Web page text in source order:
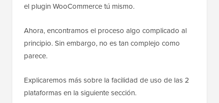
el plugin WooCommerce tú mismo.
Ahora, encontramos el proceso algo complicado al
principio. Sin embargo, no es tan complejo como
parece.
Explicaremos más sobre la facilidad de uso de las 2
plataformas en la siguiente sección.